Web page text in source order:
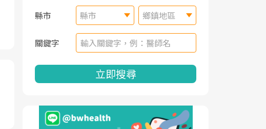
縣市 縣市 鄉鎮地區
關鍵字
立即搜尋